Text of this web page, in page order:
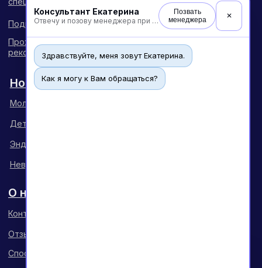
Консультант Екатерина
Отвечу и позову менеджера при необходимости
Позвать
менеджера
✕
Здравствуйте, меня зовут Екатерина.
Как я могу к Вам обращаться?